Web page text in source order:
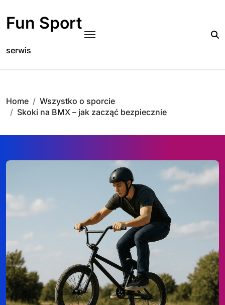
content
Fun Sport
serwis
Home
Wszystko o sporcie
Skoki na BMX – jak zacząć bezpiecznie